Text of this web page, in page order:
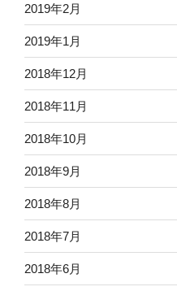
2019年2月
2019年1月
2018年12月
2018年11月
2018年10月
2018年9月
2018年8月
2018年7月
2018年6月